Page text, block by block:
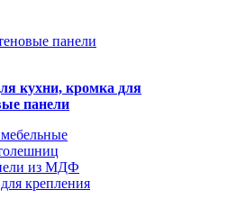
кухни, кромка для
панели
из МДФ
крепления